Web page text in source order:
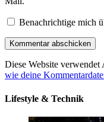
Benachrichtige mich
Diese Website verwendet
wie deine
Lifestyle & Technik